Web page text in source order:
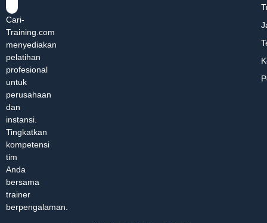
Cari-
Training.com
menyediakan
pelatihan
profesional
untuk
perusahaan
dan
instansi.
Tingkatkan
kompetensi
tim
Anda
bersama
trainer
berpengalaman.